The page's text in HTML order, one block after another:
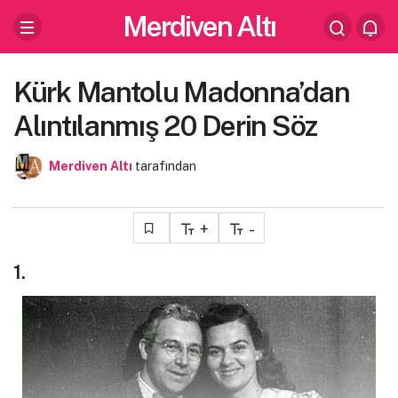
Merdiven Altı
Kürk Mantolu Madonna’dan
Alıntılanmış 20 Derin Söz
Merdiven Altı tarafından
+ -
1.